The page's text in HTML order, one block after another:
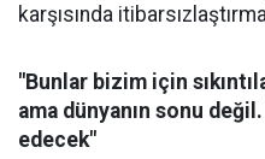
karşısında
"Bunlar bizim için
ama dünyanın sonu
edecek"